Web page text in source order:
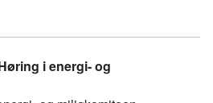
i energi- og